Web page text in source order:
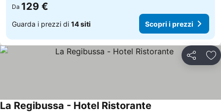
Da 129 €
Guarda i prezzi di 14 siti Scopri i prezzi
Condividi
La Regibussa - Hotel Ristorante